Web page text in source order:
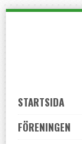
STARTSIDA
FÖRENINGEN